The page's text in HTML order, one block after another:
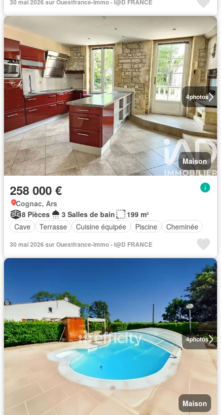
30 mai 2026 sur Ouestfrance-immo - I@D FRANCE
4photos
Maison
258 000 €
Cognac, Ars
8 Pièces
3 Salles de bain
199 m²
Cave
Terrasse Cuisine équipée Piscine Cheminée
30 mai 2026 sur Ouestfrance-immo - I@D FRANCE
4photos
Maison